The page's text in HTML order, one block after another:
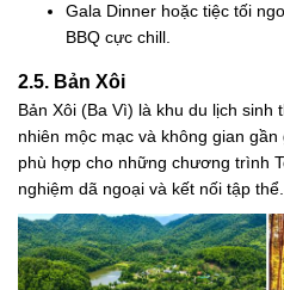
Gala Dinner hoặc tiệc tối
BBQ cực chill.
2.5. Bản Xôi
Bản Xôi (Ba Vì) là khu du lịch
nhiên mộc mạc và không gian
phù hợp cho những chương trình
nghiệm dã ngoại và kết nối tập thể.